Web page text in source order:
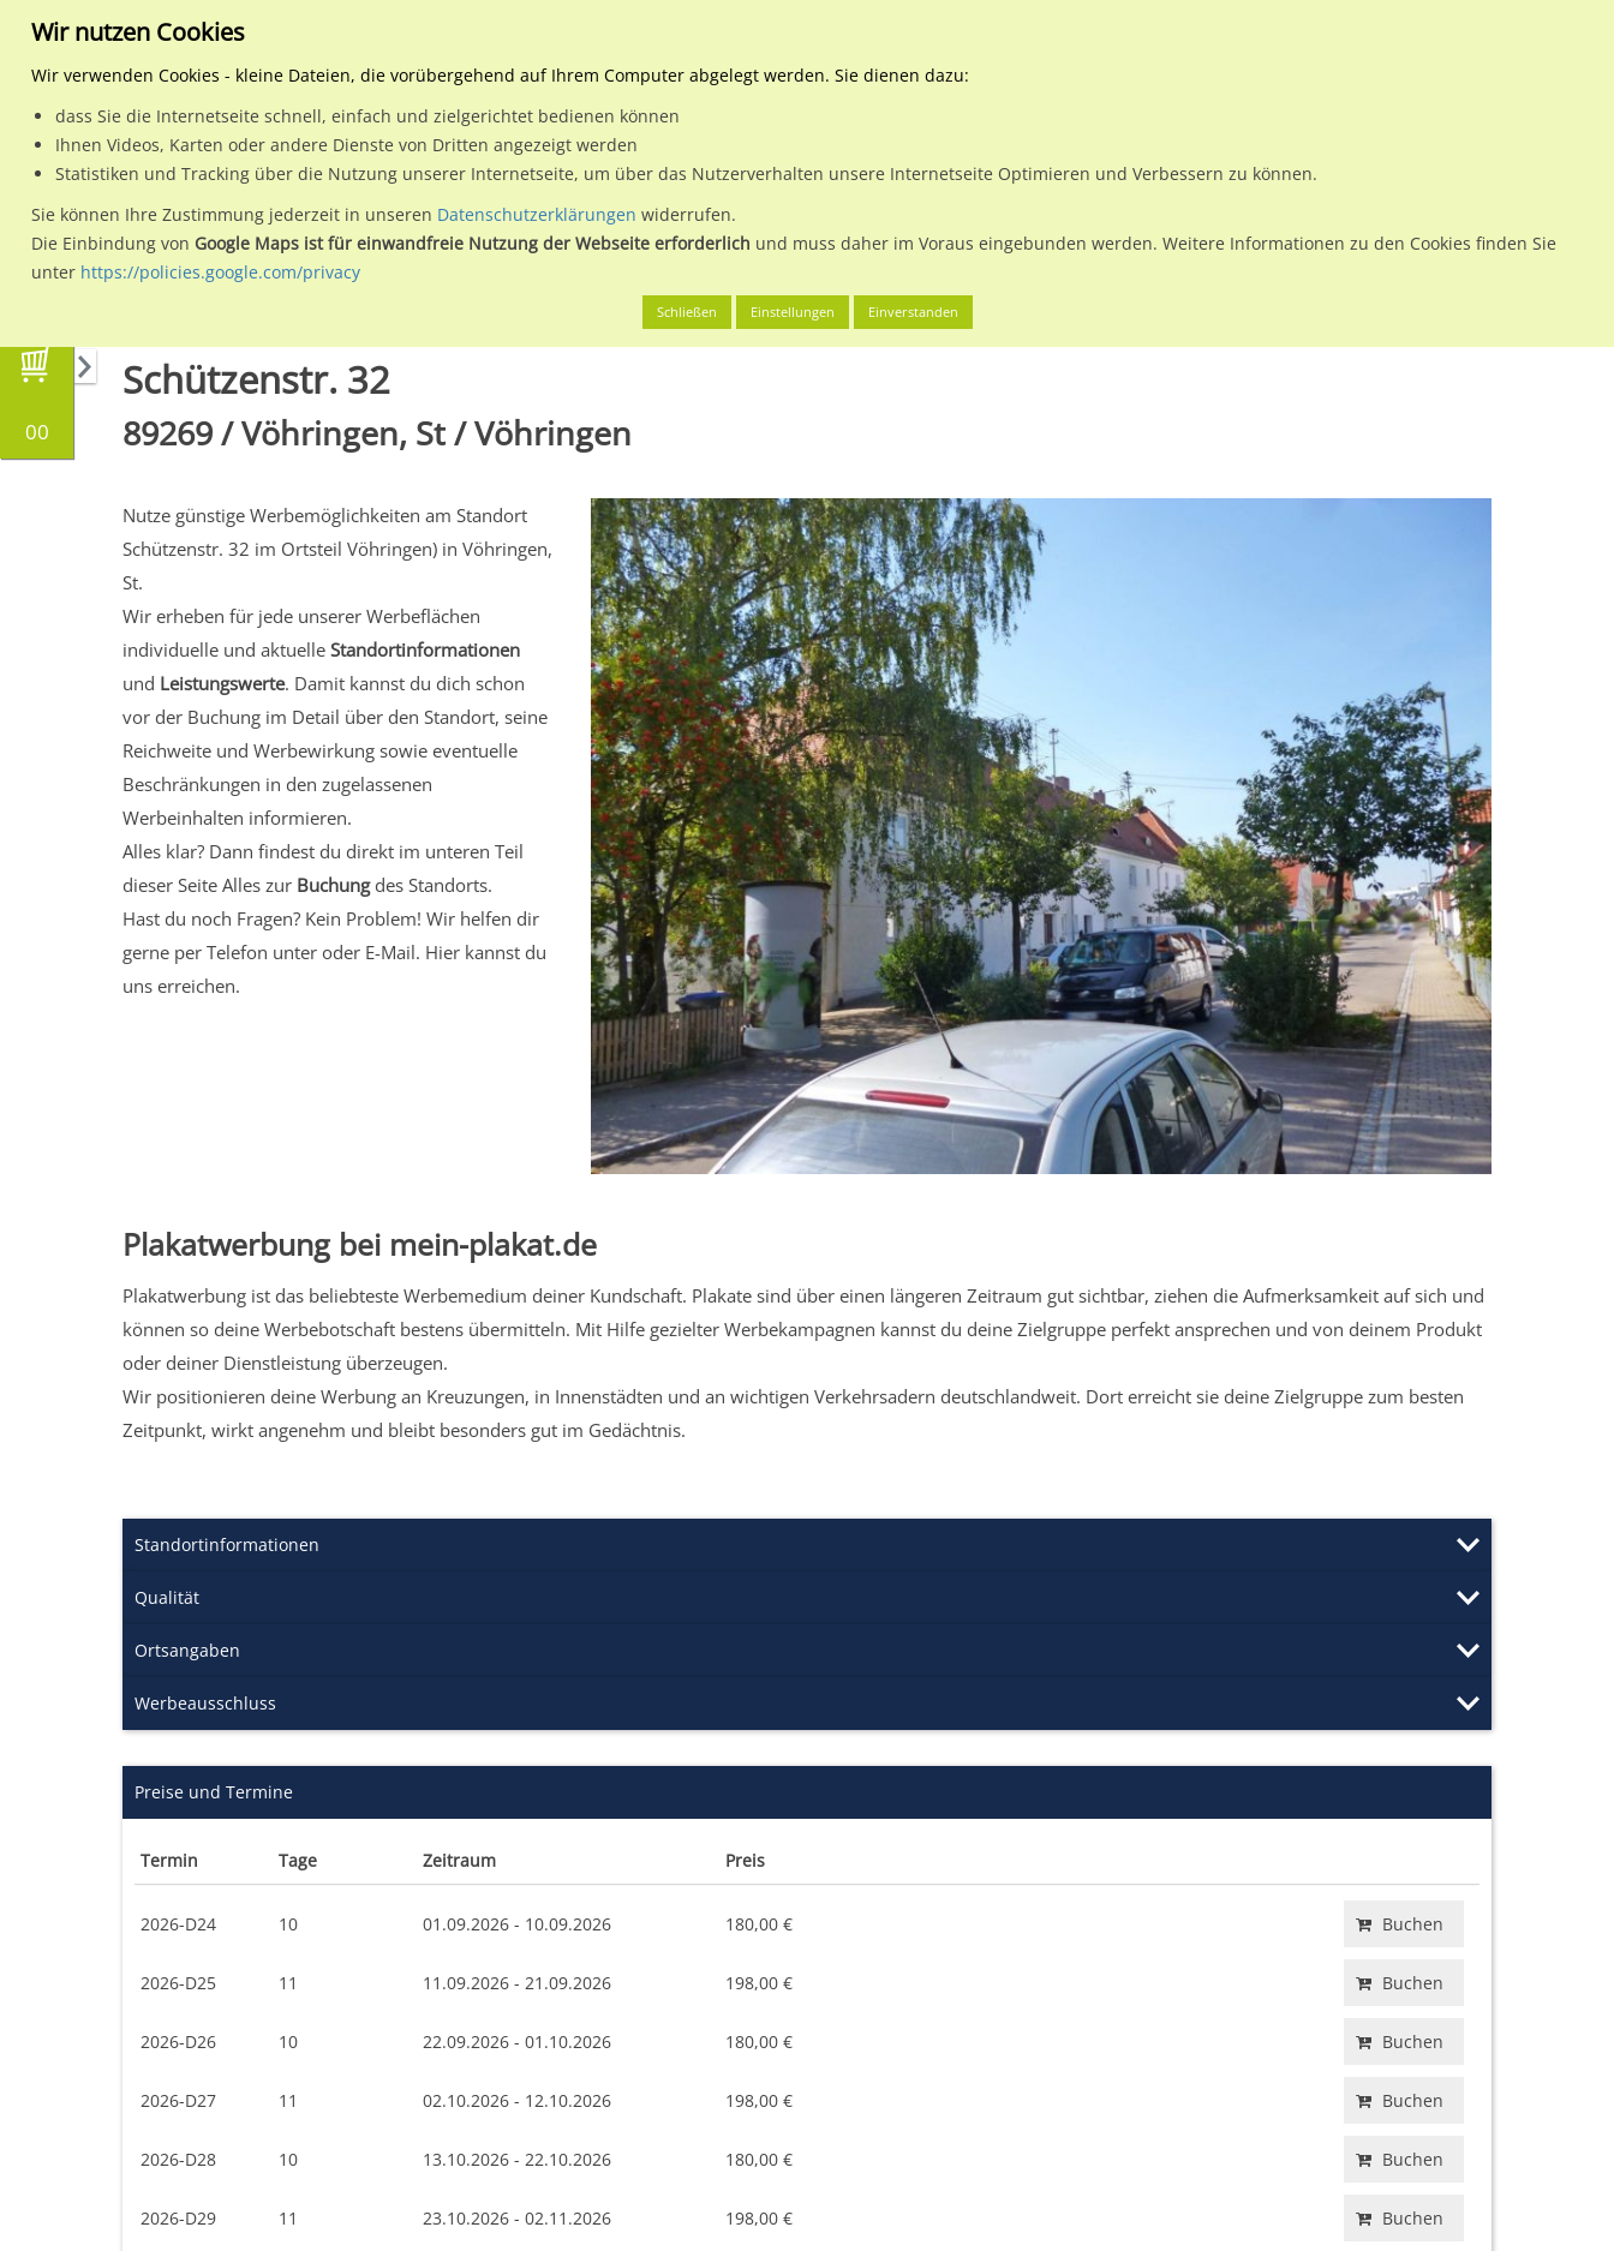
Planen & Buchen Plakatwerbung
Wähle den Werbestandort:
00
Schützenstr. 32
Schützenstr. 32
89269 / Vöhringen, St / Vöhringen
Nutze günstige Werbemöglichkeiten am Standort
Schützenstr. 32 im Ortsteil Vöhringen) in Vöhringen,
St.
Wir erheben für jede unserer Werbeflächen
individuelle und aktuelle Standortinformationen
und Leistungswerte. Damit kannst du dich schon
vor der Buchung im Detail über den Standort, seine
Reichweite und Werbewirkung sowie eventuelle
Beschränkungen in den zugelassenen
Werbeinhalten informieren.
Alles klar? Dann findest du direkt im unteren Teil
dieser Seite Alles zur Buchungdes Standorts.
Hast du noch Fragen? Kein Problem! Wir helfen dir
gerne per Telefon unter oder E-Mail. Hier kannst du
uns erreichen.
Plakatwerbung bei mein-plakat.de
Plakatwerbung ist das beliebteste Werbemedium deiner Kundschaft. Plakate sind über einen längeren Zeitraum gut sichtbar, ziehen die Aufmerksamkeit auf sich und
können so deine Werbebotschaft bestens übermitteln. Mit Hilfe gezielter Werbekampagnen kannst du deine Zielgruppe perfekt ansprechen und von deinem Produkt
oder deiner Dienstleistung überzeugen.
Wir positionieren deine Werbung an Kreuzungen, in Innenstädten und an wichtigen Verkehrsadern deutschlandweit. Dort erreicht sie deine Zielgruppe zum besten
Zeitpunkt, wirkt angenehm und bleibt besonders gut im Gedächtnis.
Standortinformationen
Qualität
Ortsangaben
Werbeausschluss
Preise und Termine
Termin Tage Zeitraum Preis
2026-D24 10 01.09.2026 - 10.09.2026 180,00 € Buchen
2026-D25 11 11.09.2026 - 21.09.2026 198,00 € Buchen
2026-D26 10 22.09.2026 - 01.10.2026 180,00 € Buchen
2026-D27 11 02.10.2026 - 12.10.2026 198,00 € Buchen
2026-D28 10 13.10.2026 - 22.10.2026 180,00 € Buchen
2026-D29 11 23.10.2026 - 02.11.2026 198,00 € Buchen
Wir nutzen Cookies
Wir verwenden Cookies - kleine Dateien, die vorübergehend auf Ihrem Computer abgelegt werden. Sie dienen dazu:
dass Sie die Internetseite schnell, einfach und zielgerichtet bedienen können
Ihnen Videos, Karten oder andere Dienste von Dritten angezeigt werden
Statistiken und Tracking über die Nutzung unserer Internetseite, um über das Nutzerverhalten unsere Internetseite Optimieren und Verbessern zu können.
Sie können Ihre Zustimmung jederzeit in unseren Datenschutzerklärungen widerrufen.
Die Einbindung von Google Maps ist für einwandfreie Nutzung der Webseite erforderlich und muss daher im Voraus eingebunden werden. Weitere Informationen zu den Cookies finden Sie
unter https://policies.google.com/privacy
Schließen Einstellungen Einverstanden